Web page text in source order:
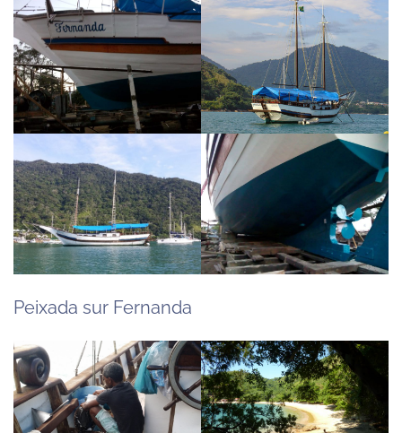
Peixada sur Fernanda